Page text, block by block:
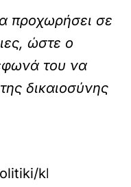
προχωρήσει σε
ώστε ο
του να
δικαιοσύνης